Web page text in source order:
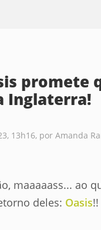
promete
Inglaterra!
13h16, por Amanda
maaaaass... ao
deles: Oasis!!